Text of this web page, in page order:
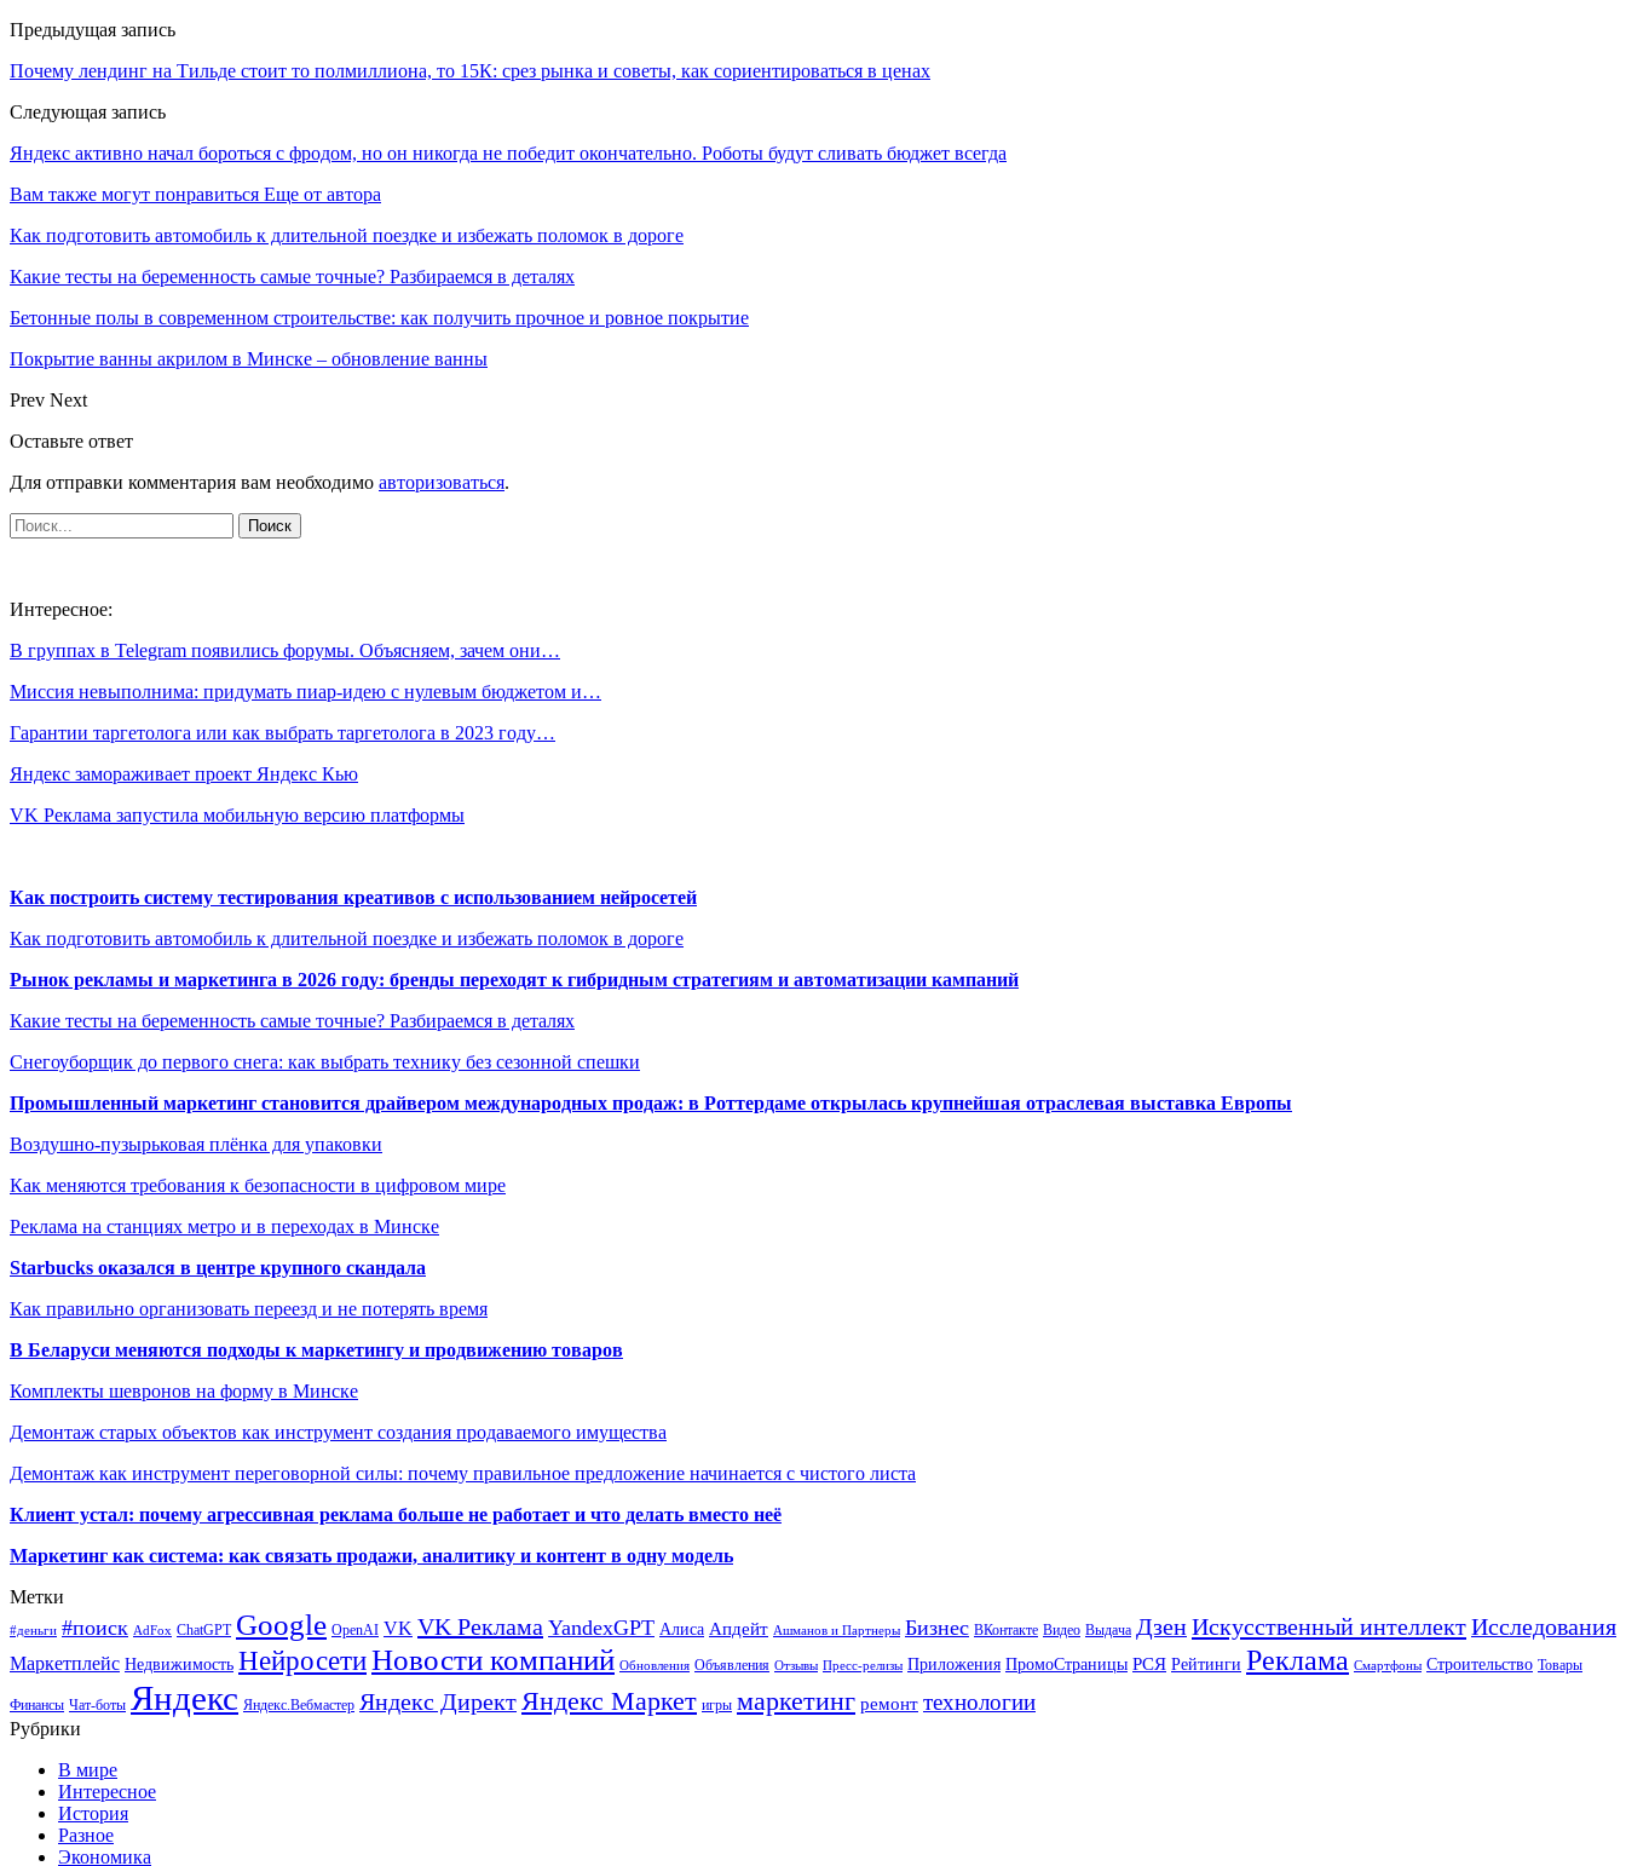
Предыдущая запись
Почему лендинг на Тильде стоит то полмиллиона, то 15К: срез рынка и советы, как сориентироваться в ценах
Следующая запись
Яндекс активно начал бороться с фродом, но он никогда не победит окончательно. Роботы будут сливать бюджет всегда
Вам также могут понравиться Еще от автора
Как подготовить автомобиль к длительной поездке и избежать поломок в дороге
Какие тесты на беременность самые точные? Разбираемся в деталях
Бетонные полы в современном строительстве: как получить прочное и ровное покрытие
Покрытие ванны акрилом в Минске – обновление ванны
Prev Next
Оставьте ответ
Для отправки комментария вам необходимо авторизоваться.
Интересное:
В группах в Telegram появились форумы. Объясняем, зачем они…
Миссия невыполнима: придумать пиар-идею с нулевым бюджетом и…
Гарантии таргетолога или как выбрать таргетолога в 2023 году…
Яндекс замораживает проект Яндекс Кью
VK Реклама запустила мобильную версию платформы
Как построить систему тестирования креативов с использованием нейросетей
Как подготовить автомобиль к длительной поездке и избежать поломок в дороге
Рынок рекламы и маркетинга в 2026 году: бренды переходят к гибридным стратегиям и автоматизации кампаний
Какие тесты на беременность самые точные? Разбираемся в деталях
Снегоуборщик до первого снега: как выбрать технику без сезонной спешки
Промышленный маркетинг становится драйвером международных продаж: в Роттердаме открылась крупнейшая отраслевая выставка Европы
Воздушно-пузырьковая плёнка для упаковки
Как меняются требования к безопасности в цифровом мире
Реклама на станциях метро и в переходах в Минске
Starbucks оказался в центре крупного скандала
Как правильно организовать переезд и не потерять время
В Беларуси меняются подходы к маркетингу и продвижению товаров
Комплекты шевронов на форму в Минске
Демонтаж старых объектов как инструмент создания продаваемого имущества
Демонтаж как инструмент переговорной силы: почему правильное предложение начинается с чистого листа
Клиент устал: почему агрессивная реклама больше не работает и что делать вместо неё
Маркетинг как система: как связать продажи, аналитику и контент в одну модель
Метки
#деньги #поиск AdFox ChatGPT Google OpenAI VK VK Реклама YandexGPT Алиса Апдейт Ашманов и Партнеры Бизнес ВКонтакте Видео Выдача ДзенИскусственный интеллектИсследования
Маркетплейс Недвижимость НейросетиНовости компаний Обновления Объявления Отзывы Пресс-релизы Приложения ПромоСтраницы РСЯ Рейтинги Реклама Смартфоны Строительство Товары
Финансы Чат-боты Яндекс Яндекс.Вебмастер Яндекс Директ Яндекс Маркет игры маркетинг ремонт технологии
Рубрики
В мире
Интересное
История
Разное
Экономика